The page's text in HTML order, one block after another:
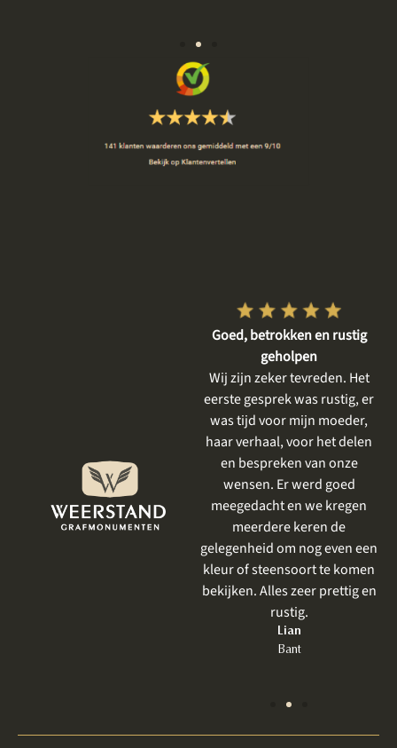
mooi vind. Het resultaat is
prachtig geworden . Ik had al
eerder iets laten uitvoeren
door Weerstand en net als
Goed, betrokken en rustig
geholpen
Wij zijn zeker tevreden. Het
eerste gesprek was rustig, er
was tijd voor mijn moeder,
haar verhaal, voor het delen
en bespreken van onze
wensen. Er werd goed
meegedacht en we kregen
meerdere keren de
gelegenheid om nog even een
kleur of steensoort te komen
bekijken. Alles zeer prettig en
rustig.
Lian
Bant